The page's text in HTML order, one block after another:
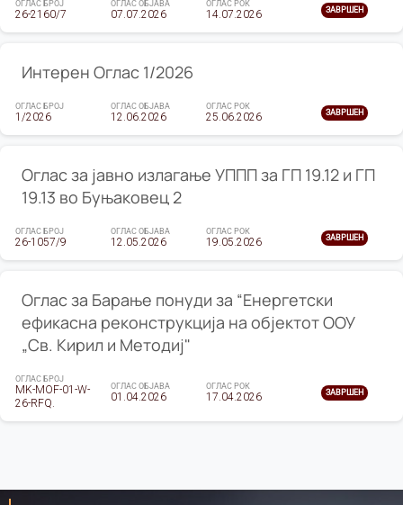
ОГЛАС БРОЈ
26-2160/7
ОГЛАС ОБЈАВА
07.07.2026
ОГЛАС РОК
14.07.2026 ЗАВРШЕН
Интерен Оглас 1/2026
ОГЛАС БРОЈ
1/2026
ОГЛАС ОБЈАВА
12.06.2026
ОГЛАС РОК
25.06.2026 ЗАВРШЕН
Оглас за јавно излагање УППП за ГП 19.12 и ГП
19.13 во Буњаковец 2
ОГЛАС БРОЈ
26-1057/9
ОГЛАС ОБЈАВА
12.05.2026
ОГЛАС РОК
19.05.2026 ЗАВРШЕН
Оглас за Барање понуди за “Енергетски
ефикасна реконструкција на објектот ООУ
„Св. Кирил и Методиј"
ОГЛАС БРОЈ
MK-MOF-01-W-
26-RFQ.
ОГЛАС ОБЈАВА
01.04.2026
ОГЛАС РОК
17.04.2026 ЗАВРШЕН